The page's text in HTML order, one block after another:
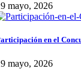
mayo, 2026
en el
mayo, 2026